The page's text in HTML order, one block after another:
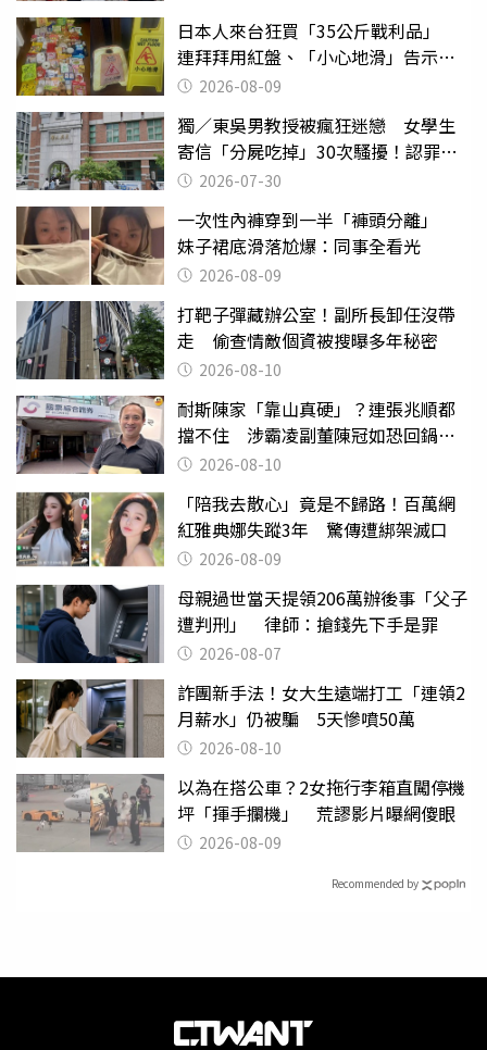
日本人來台狂買「35公斤戰利品」
連拜拜用紅盤、「小心地滑」告示牌
也帶回家
2026-08-09
獨／東吳男教授被瘋狂迷戀 女學生
寄信「分屍吃掉」30次騷擾！認罪免
關 2026-07-30
一次性內褲穿到一半「褲頭分離」
妹子裙底滑落尬爆：同事全看光
2026-08-09
打靶子彈藏辦公室！副所長卸任沒帶
走 偷查情敵個資被搜曝多年秘密
2026-08-10
耐斯陳家「靠山真硬」？連張兆順都
擋不住 涉霸凌副董陳冠如恐回鍋國
票證2026-08-10
「陪我去散心」竟是不歸路！百萬網
紅雅典娜失蹤3年 驚傳遭綁架滅口
2026-08-09
母親過世當天提領206萬辦後事「父子
遭判刑」 律師：搶錢先下手是罪
2026-08-07
詐團新手法！女大生遠端打工「連領2
月薪水」仍被騙 5天慘噴50萬
2026-08-10
以為在搭公車？2女拖行李箱直闖停機
坪「揮手攔機」 荒謬影片曝網傻眼
2026-08-09
Recommended by